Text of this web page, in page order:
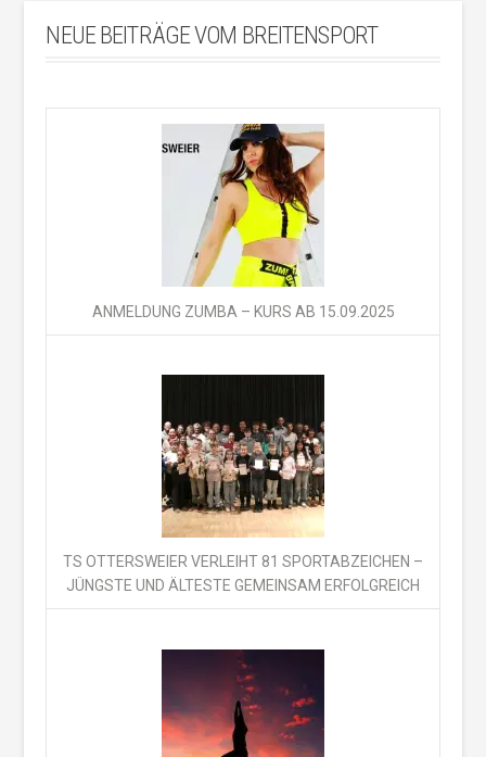
NEUE BEITRÄGE VOM BREITENSPORT
ANMELDUNG ZUMBA – KURS AB 15.09.2025
TS OTTERSWEIER VERLEIHT 81 SPORTABZEICHEN –
JÜNGSTE UND ÄLTESTE GEMEINSAM ERFOLGREICH